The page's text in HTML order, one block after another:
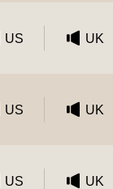
US UK
US UK
US UK